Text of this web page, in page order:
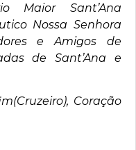
Maior Sant’Ana
Nossa Senhora
e Amigos de
de Sant’Ana e
Coração